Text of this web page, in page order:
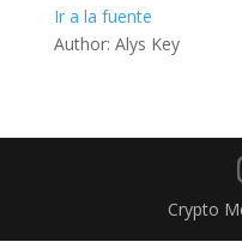
Ir a la fuente
Author: Alys Key
Crypto